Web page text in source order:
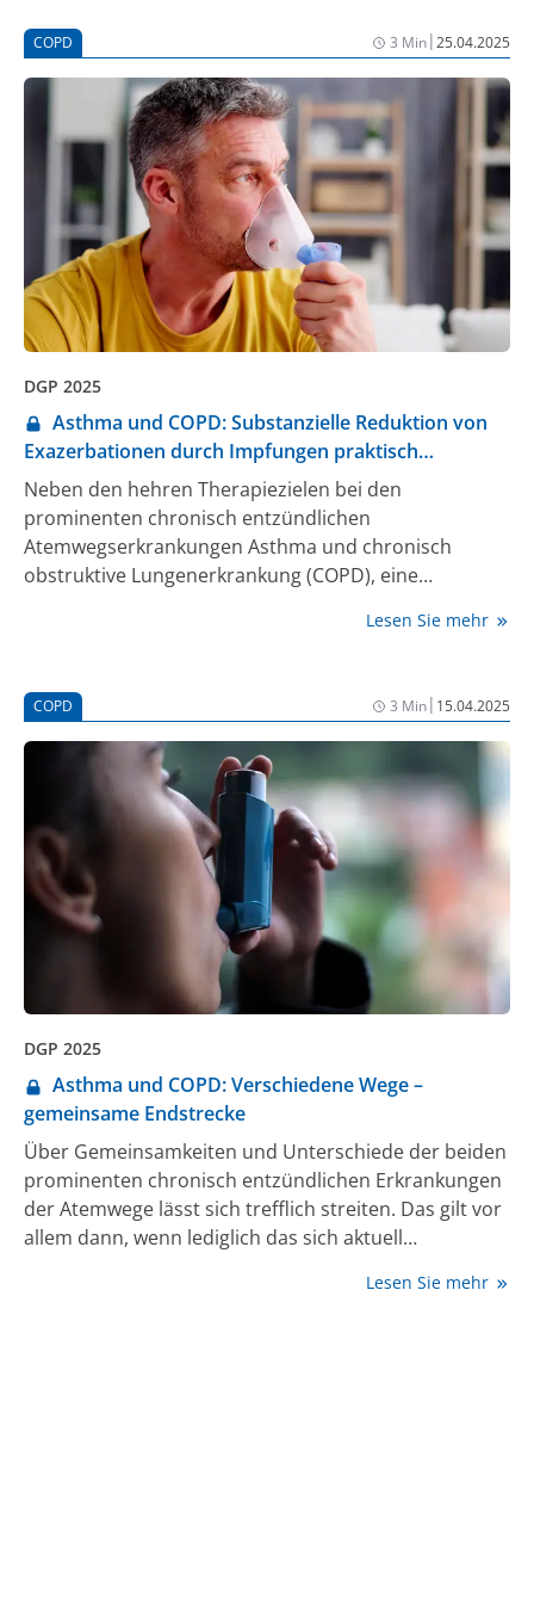
COPD 3 Min|25.04.2025
DGP 2025
Asthma und COPD: Substanzielle Reduktion von
Exazerbationen durch Impfungen praktisch
umsetzbar
Neben den hehren Therapiezielen bei den
prominenten chronisch entzündlichen
Atemwegserkrankungen Asthma und chronisch
obstruktive Lungenerkrankung (COPD), eine
Krankheitsprogression zu erreichen, besteht ein
Verhinderung von Exazerbationen. Da virale und
bakterielle Infektionen der oberen und unteren
Atemwege zu den häufigsten und wichtigsten
Triggerfaktoren für Exazerbationen zählen, besteht in
prophylaktischen Impfungen der einfachste und
eleganteste Weg, diese Risiken substanziell
einzudämmen.
Lesen Sie mehr
COPD 3 Min| 15.04.2025
DGP 2025
Asthma und COPD: Verschiedene Wege –
gemeinsame Endstrecke
Über Gemeinsamkeiten und Unterschiede der beiden
prominenten chronisch entzündlichen Erkrankungen
der Atemwege lässt sich trefflich streiten. Das gilt vor
allem dann, wenn lediglich das sich aktuell
dieser Basis nach einem geeigneten Therapieregime
Lesen Sie mehr